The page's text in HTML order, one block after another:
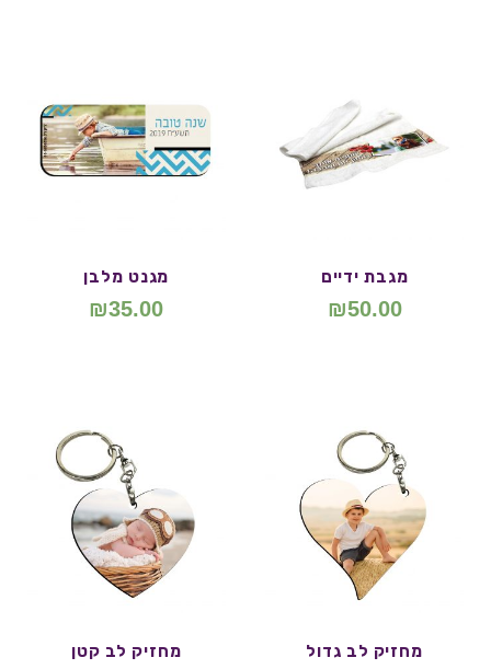
מגבת ידיים
₪50.00
מגנט מלבן
₪35.00
מחזיק לב גדול מחזיק לב קטן